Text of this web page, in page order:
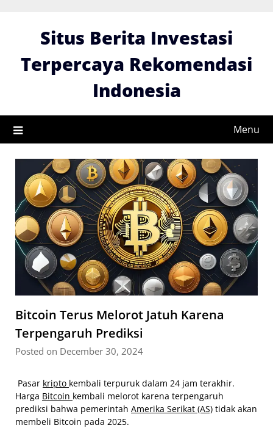
Situs Berita Investasi
Terpercaya Rekomendasi
Indonesia
Menu
Bitcoin Terus Melorot Jatuh Karena
Terpengaruh Prediksi
Posted on December 30, 2024
Pasar kripto kembali terpuruk dalam 24 jam terakhir.
Harga Bitcoin kembali melorot karena terpengaruh
prediksi bahwa pemerintah Amerika Serikat (AS) tidak akan
membeli Bitcoin pada 2025.